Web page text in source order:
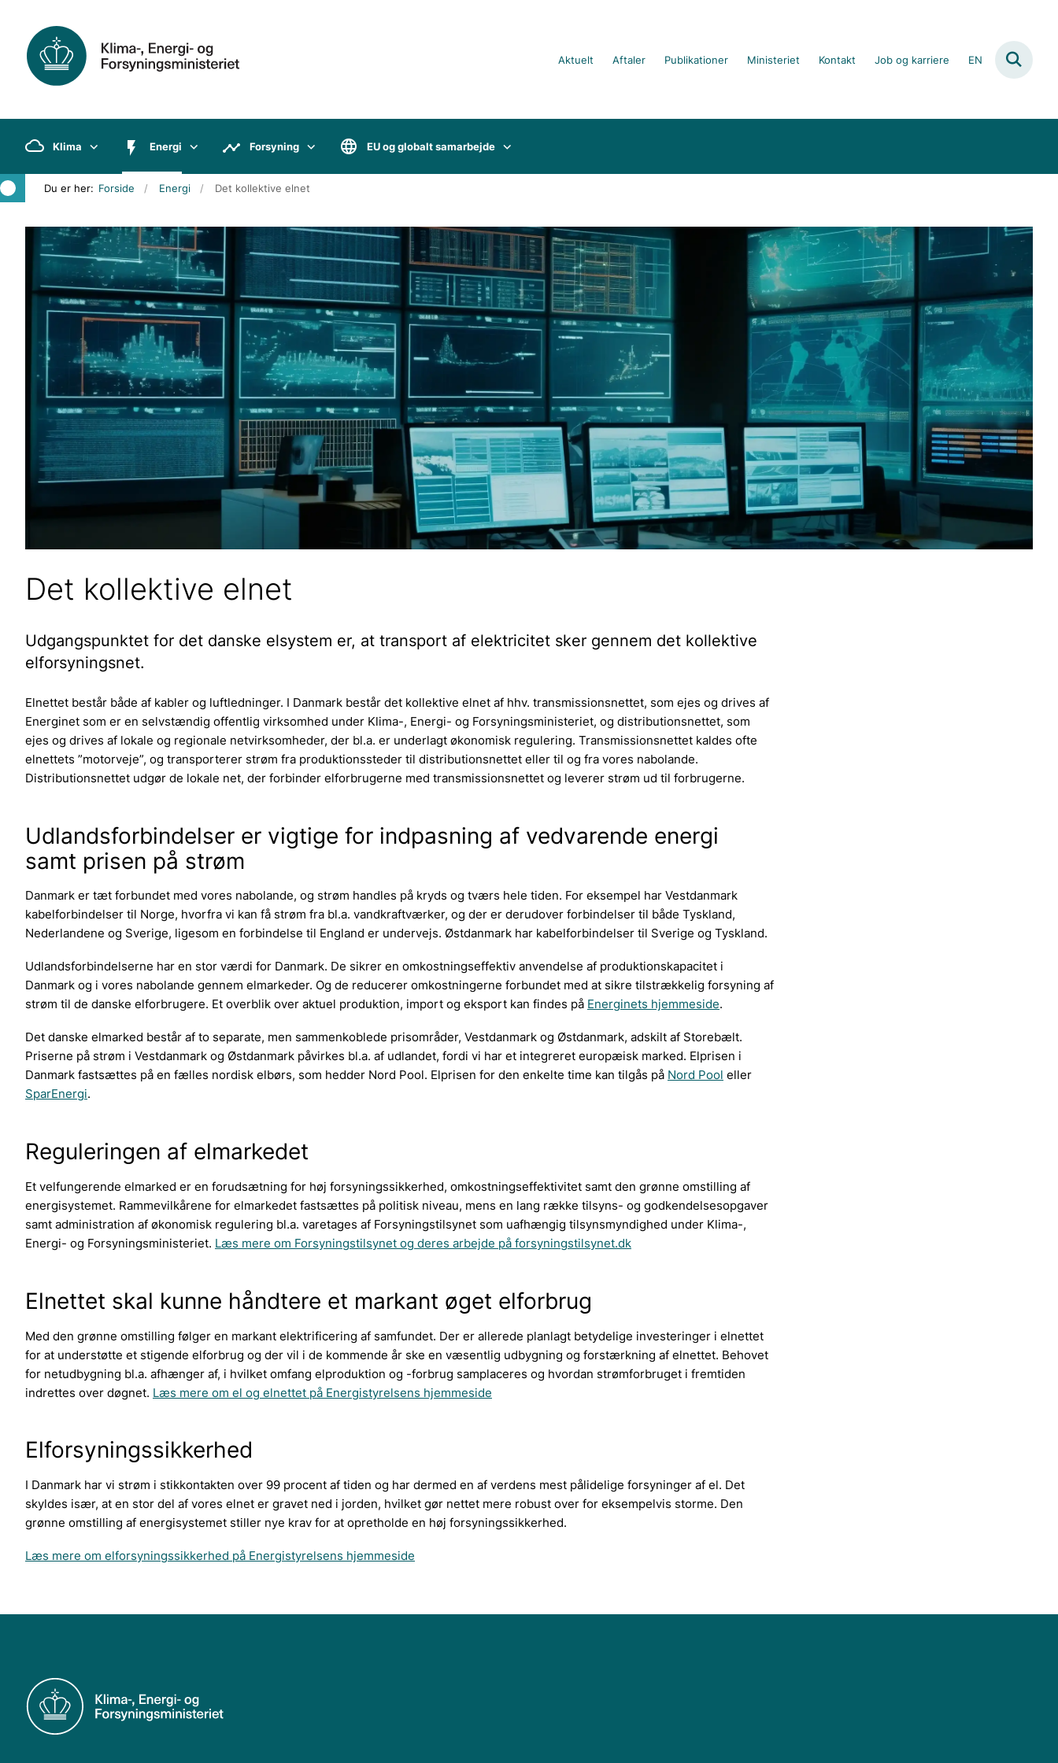
Aktuelt Aftaler Publikationer Ministeriet Kontakt Job og karriere EN
Klima Energi Forsyning EU og globalt samarbejde
Du er her: Forside Energi Det kollektive elnet
Det kollektive elnet
Udgangspunktet for det danske elsystem er, at transport af elektricitet sker gennem det kollektive
elforsyningsnet.
Elnettet består både af kabler og luftledninger. I Danmark består det kollektive elnet af hhv. transmissionsnettet, som ejes og drives af
Energinet som er en selvstændig offentlig virksomhed under Klima-, Energi- og Forsyningsministeriet, og distributionsnettet, som
ejes og drives af lokale og regionale netvirksomheder, der bl.a. er underlagt økonomisk regulering. Transmissionsnettet kaldes ofte
elnettets ”motorveje”, og transporterer strøm fra produktionssteder til distributionsnettet eller til og fra vores nabolande.
Distributionsnettet udgør de lokale net, der forbinder elforbrugerne med transmissionsnettet og leverer strøm ud til forbrugerne.
Udlandsforbindelser er vigtige for indpasning af vedvarende energi
samt prisen på strøm
Danmark er tæt forbundet med vores nabolande, og strøm handles på kryds og tværs hele tiden. For eksempel har Vestdanmark
kabelforbindelser til Norge, hvorfra vi kan få strøm fra bl.a. vandkraftværker, og der er derudover forbindelser til både Tyskland,
Nederlandene og Sverige, ligesom en forbindelse til England er undervejs. Østdanmark har kabelforbindelser til Sverige og Tyskland.
Udlandsforbindelserne har en stor værdi for Danmark. De sikrer en omkostningseffektiv anvendelse af produktionskapacitet i
Danmark og i vores nabolande gennem elmarkeder. Og de reducerer omkostningerne forbundet med at sikre tilstrækkelig forsyning af
strøm til de danske elforbrugere. Et overblik over aktuel produktion, import og eksport kan findes på Energinets hjemmeside.
Det danske elmarked består af to separate, men sammenkoblede prisområder, Vestdanmark og Østdanmark, adskilt af Storebælt.
Priserne på strøm i Vestdanmark og Østdanmark påvirkes bl.a. af udlandet, fordi vi har et integreret europæisk marked. Elprisen i
Danmark fastsættes på en fælles nordisk elbørs, som hedder Nord Pool. Elprisen for den enkelte time kan tilgås på Nord Pool eller
SparEnergi.
Reguleringen af elmarkedet
Et velfungerende elmarked er en forudsætning for høj forsyningssikkerhed, omkostningseffektivitet samt den grønne omstilling af
energisystemet. Rammevilkårene for elmarkedet fastsættes på politisk niveau, mens en lang række tilsyns- og godkendelsesopgaver
samt administration af økonomisk regulering bl.a. varetages af Forsyningstilsynet som uafhængig tilsynsmyndighed under Klima-,
Energi- og Forsyningsministeriet. Læs mere om Forsyningstilsynet og deres arbejde på forsyningstilsynet.dk
Elnettet skal kunne håndtere et markant øget elforbrug
Med den grønne omstilling følger en markant elektrificering af samfundet. Der er allerede planlagt betydelige investeringer i elnettet
for at understøtte et stigende elforbrug og der vil i de kommende år ske en væsentlig udbygning og forstærkning af elnettet. Behovet
for netudbygning bl.a. afhænger af, i hvilket omfang elproduktion og -forbrug samplaceres og hvordan strømforbruget i fremtiden
indrettes over døgnet. Læs mere om el og elnettet på Energistyrelsens hjemmeside
Elforsyningssikkerhed
I Danmark har vi strøm i stikkontakten over 99 procent af tiden og har dermed en af verdens mest pålidelige forsyninger af el. Det
skyldes især, at en stor del af vores elnet er gravet ned i jorden, hvilket gør nettet mere robust over for eksempelvis storme. Den
grønne omstilling af energisystemet stiller nye krav for at opretholde en høj forsyningssikkerhed.
Læs mere om elforsyningssikkerhed på Energistyrelsens hjemmeside